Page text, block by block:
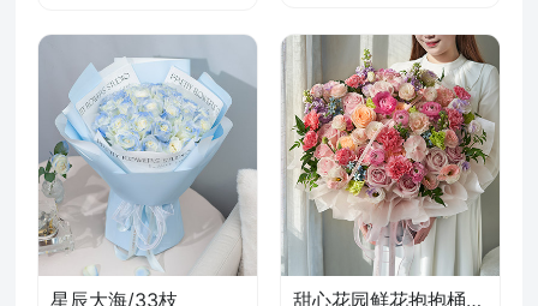
星辰大海/33枝
甜心花园鲜花抱抱桶/2026新款